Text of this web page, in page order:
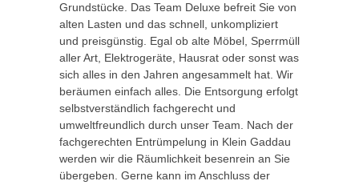
Grundstücke. Das Team Deluxe befreit Sie von
alten Lasten und das schnell, unkompliziert
und preisgünstig. Egal ob alte Möbel, Sperrmüll
aller Art, Elektrogeräte, Hausrat oder sonst was
sich alles in den Jahren angesammelt hat. Wir
beräumen einfach alles. Die Entsorgung erfolgt
selbstverständlich fachgerecht und
umweltfreundlich durch unser Team. Nach der
fachgerechten Entrümpelung in Klein Gaddau
werden wir die Räumlichkeit besenrein an Sie
übergeben. Gerne kann im Anschluss der